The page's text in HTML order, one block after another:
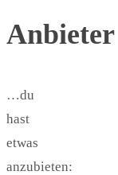
Anbieter
…du
hast
etwas
anzubieten: